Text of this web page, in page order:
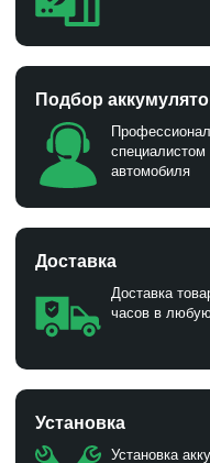
Подбор
автомобиля
Доставка
Доставка
часов в
Установка
Установка